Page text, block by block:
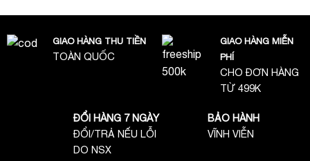
GIAO HÀNG THU TIỀN
TOÀN QUỐC
GIAO HÀNG MIỄN
PHÍ
CHO ĐƠN HÀNG
TỪ 499K
ĐỔI HÀNG 7 NGÀY
ĐỔI/TRẢ NẾU LỖI
DO NSX
BẢO HÀNH
VĨNH VIỄN